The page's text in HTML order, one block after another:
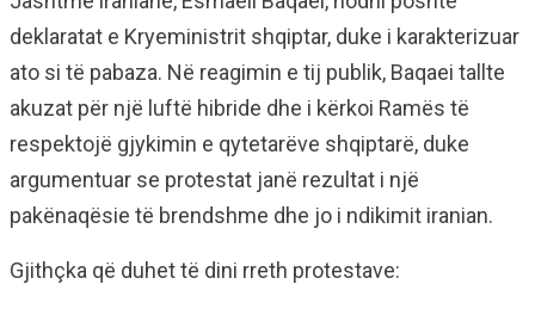
deklaratat e Kryeministrit shqiptar, duke i karakterizuar
ato si të pabaza. Në reagimin e tij publik, Baqaei tallte
akuzat për një luftë hibride dhe i kërkoi Ramës të
respektojë gjykimin e qytetarëve shqiptarë, duke
argumentuar se protestat janë rezultat i një
pakënaqësie të brendshme dhe jo i ndikimit iranian.
Gjithçka që duhet të dini rreth protestave: